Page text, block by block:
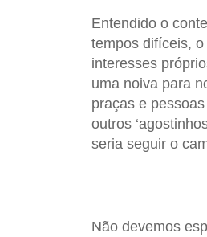
Entendido o
tempos difíceis,
interesses
uma noiva para
praças e
outros
seria seguir o
Não devemos